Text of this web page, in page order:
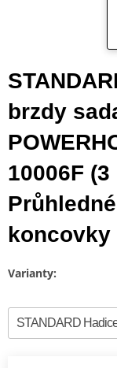
brzdy
10006F
koncovky
Varianty: